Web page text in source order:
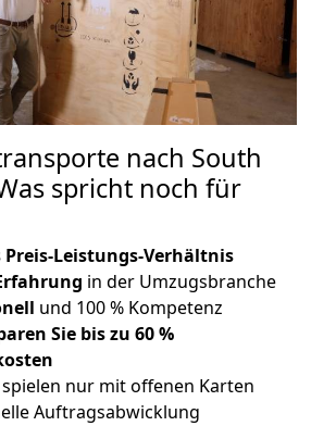
nach South
spricht noch für
Preis-Leistungs-Verhältnis
in der Umzugsbranche
und 100 % Kompetenz
Sie bis zu 60 %
nur mit offenen Karten
Auftragsabwicklung